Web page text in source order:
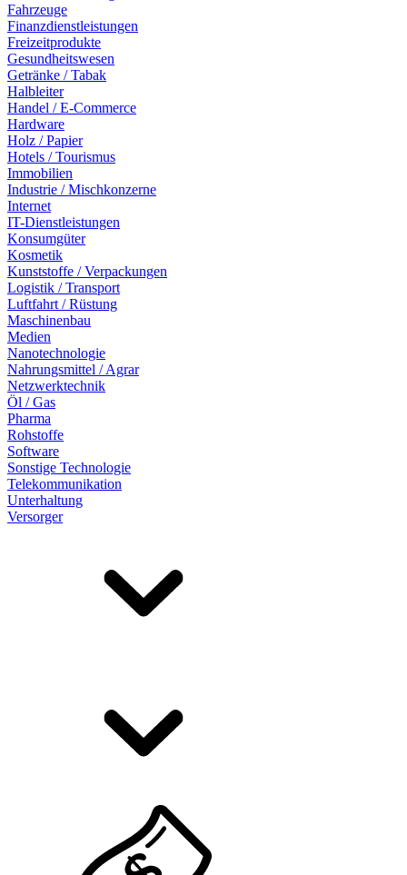
Fahrzeuge
Finanzdienstleistungen
Freizeitprodukte
Gesundheitswesen
Getränke / Tabak
Halbleiter
Handel / E-Commerce
Hardware
Holz / Papier
Hotels / Tourismus
Immobilien
Industrie / Mischkonzerne
Internet
IT-Dienstleistungen
Konsumgüter
Kosmetik
Kunststoffe / Verpackungen
Logistik / Transport
Luftfahrt / Rüstung
Maschinenbau
Medien
Nanotechnologie
Nahrungsmittel / Agrar
Netzwerktechnik
Öl / Gas
Pharma
Rohstoffe
Software
Sonstige Technologie
Telekommunikation
Unterhaltung
Versorger